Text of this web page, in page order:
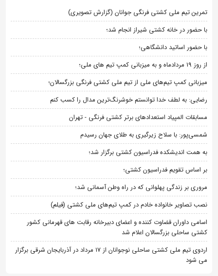
تمرین تیم ملی کشتی فرنگی جوانان (گزارش تصویری)
با حضور در خانه کشتی شیراز انجام شد؛
با حضور اساتید دانشگاهی؛
از روز 19 مردادماه و به میزبانی کمپ تیم های ملی؛
میزبانی کمپ تیم‌های ملی از تیم ملی کشتی فرنگی بزرگسالان؛
رضایی: به لطف خدا توانستم خوشرنگ‌ترین مدال را کسب کنم
مسابقات المپیاد استعدادهای برتر کشتی فرنگی - تهران
شمسی‌پور: با سلاح زیرگیری به طلای جهان رسیدم
به همت اندیشکده فدراسیون کشتی برگزار شد؛
بر اساس تقویم فدراسیون کشتی؛
مروری بر زندگی پهلوانی که در راه وطن آسمانی شد؛
نصب تصاویر خانواده خادم در کمپ تیم‌های ملی کشتی (فیلم)
اسامی داوران قضاوت کننده و اعضای دبیرخانه رقابت های قهرمانی کشور
کشتی ساحلی بزرگسالان اعلام شد
اردوی تیم ملی کشتی ساحلی نوجوانان از 17 مرداد در آذربایجان شرقی برگزار
می شود